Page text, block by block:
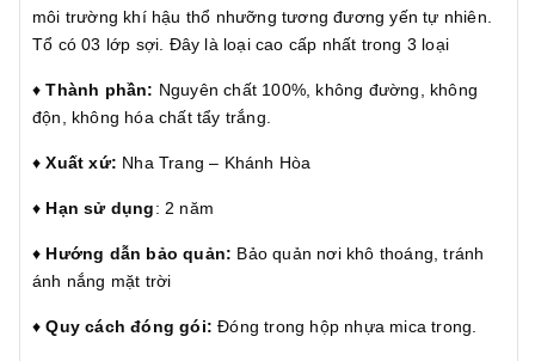
môi trường khí hậu thổ nhưỡng tương đương yến tự nhiên.
Tổ có 03 lớp sợi. Đây là loại cao cấp nhất trong 3 loại
♦️Thành phần: Nguyên chất 100%, không đường, không
độn, không hóa chất tẩy trắng.
♦️Xuất xứ: Nha Trang – Khánh Hòa
♦️ Hạn sử dụng: 2 năm
♦️ Hướng dẫn bảo quản: Bảo quản nơi khô thoáng, tránh
ánh nắng mặt trời
♦️Quy cách đóng gói: Đóng trong hộp nhựa mica trong.